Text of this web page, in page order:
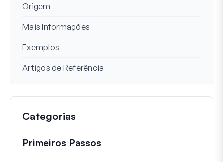
Origem
Mais Informações
Exemplos
Artigos de Referência
Categorias
Primeiros Passos